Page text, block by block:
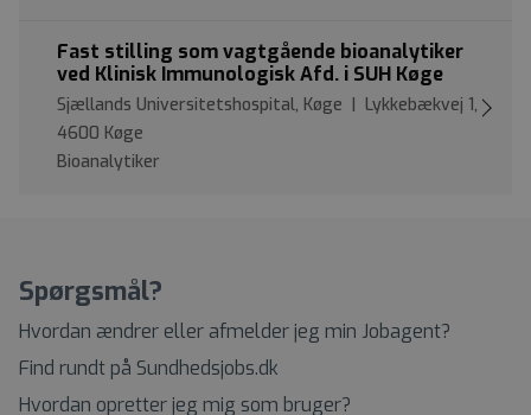
Fast stilling som vagtgående bioanalytiker
ved Klinisk Immunologisk Afd. i SUH Køge
Sjællands Universitetshospital, Køge | Lykkebækvej 1,
4600 Køge
Bioanalytiker
Spørgsmål?
Hvordan ændrer eller afmelder jeg min Jobagent?
Find rundt på Sundhedsjobs.dk
Hvordan opretter jeg mig som bruger?